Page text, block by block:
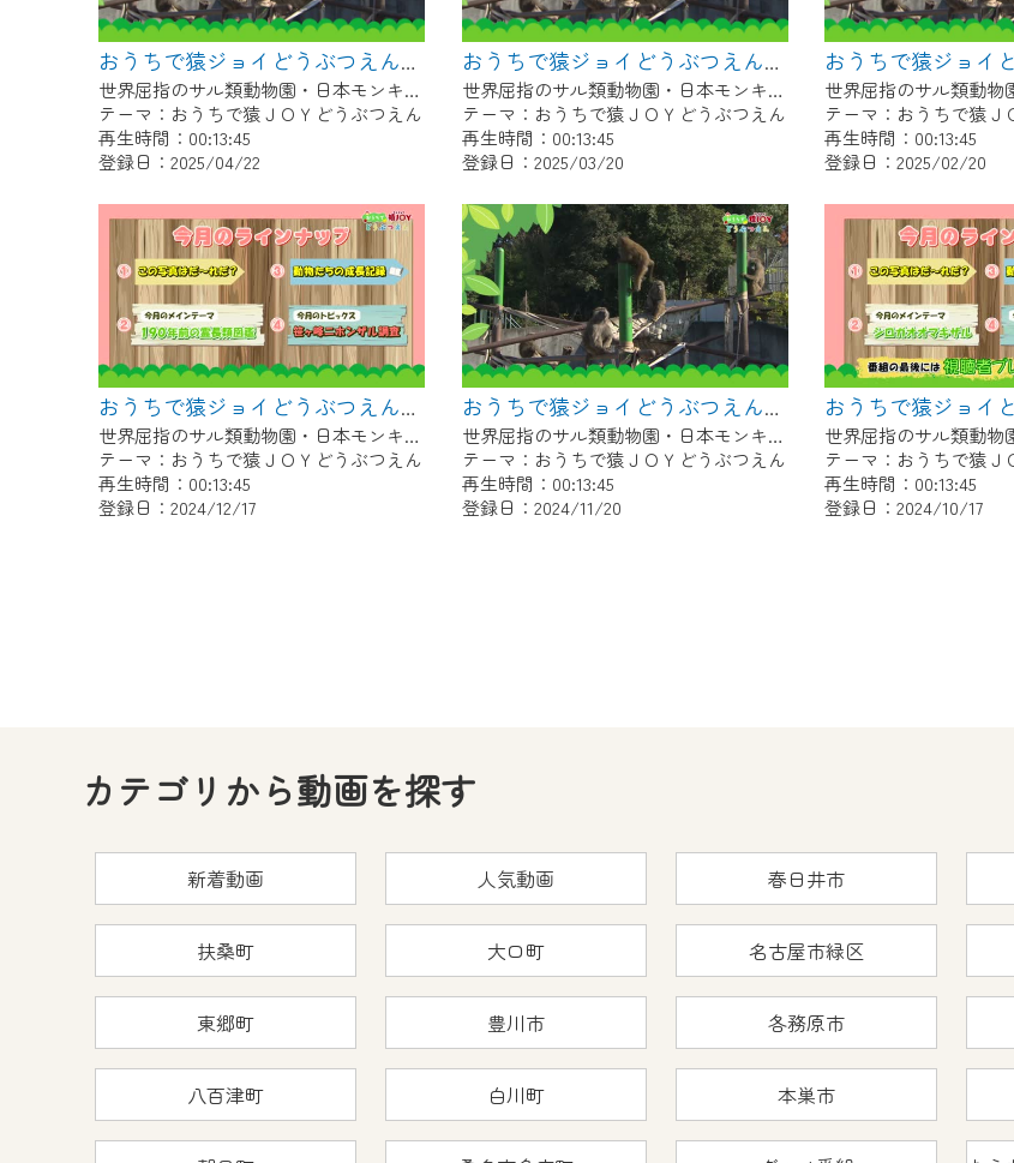
おうちで猿ジョイどうぶつえん～進化ってどういうこと？～（2025年3月16日初回放送）
世界屈指のサル類動物園・日本モンキーセンター協力の親子で学べる動物番組。
テーマ：おうちで猿ＪＯＹどうぶつえん
再生時間：00:13:45
登録日：2025/04/22
おうちで猿ジョイどうぶつえん～ブラッザグエノン～（2025年2月16日初回放送）
世界屈指のサル類動物園・日本モンキーセンター協力の親子で学べる動物番組。
テーマ：おうちで猿ＪＯＹどうぶつえん
再生時間：00:13:45
登録日：2025/03/20
テーマ：おうちで猿Ｊ
再生時間：00:13:45
登録日：2025/02/20
おうちで猿ジョイどうぶつえん～190年前の霊長類図鑑～（2024年11月16日初回放送）
世界屈指のサル類動物園・日本モンキーセンター協力の親子で学べる動物番組。
テーマ：おうちで猿ＪＯＹどうぶつえん
再生時間：00:13:45
登録日：2024/12/17
おうちで猿ジョイどうぶつえん～ワオキツネザル～（2024年10月16日初回放送）
世界屈指のサル類動物園・日本モンキーセンター協力の親子で学べる動物番組。
テーマ：おうちで猿ＪＯＹどうぶつえん
再生時間：00:13:45
登録日：2024/11/20
テーマ：おうちで猿Ｊ
再生時間：00:13:45
登録日：2024/10/17
カテゴリから動画を探す
新着動画 人気動画 春日井市
扶桑町 大口町 名古屋市緑区
東郷町 豊川市 各務原市
八百津町 白川町 本巣市